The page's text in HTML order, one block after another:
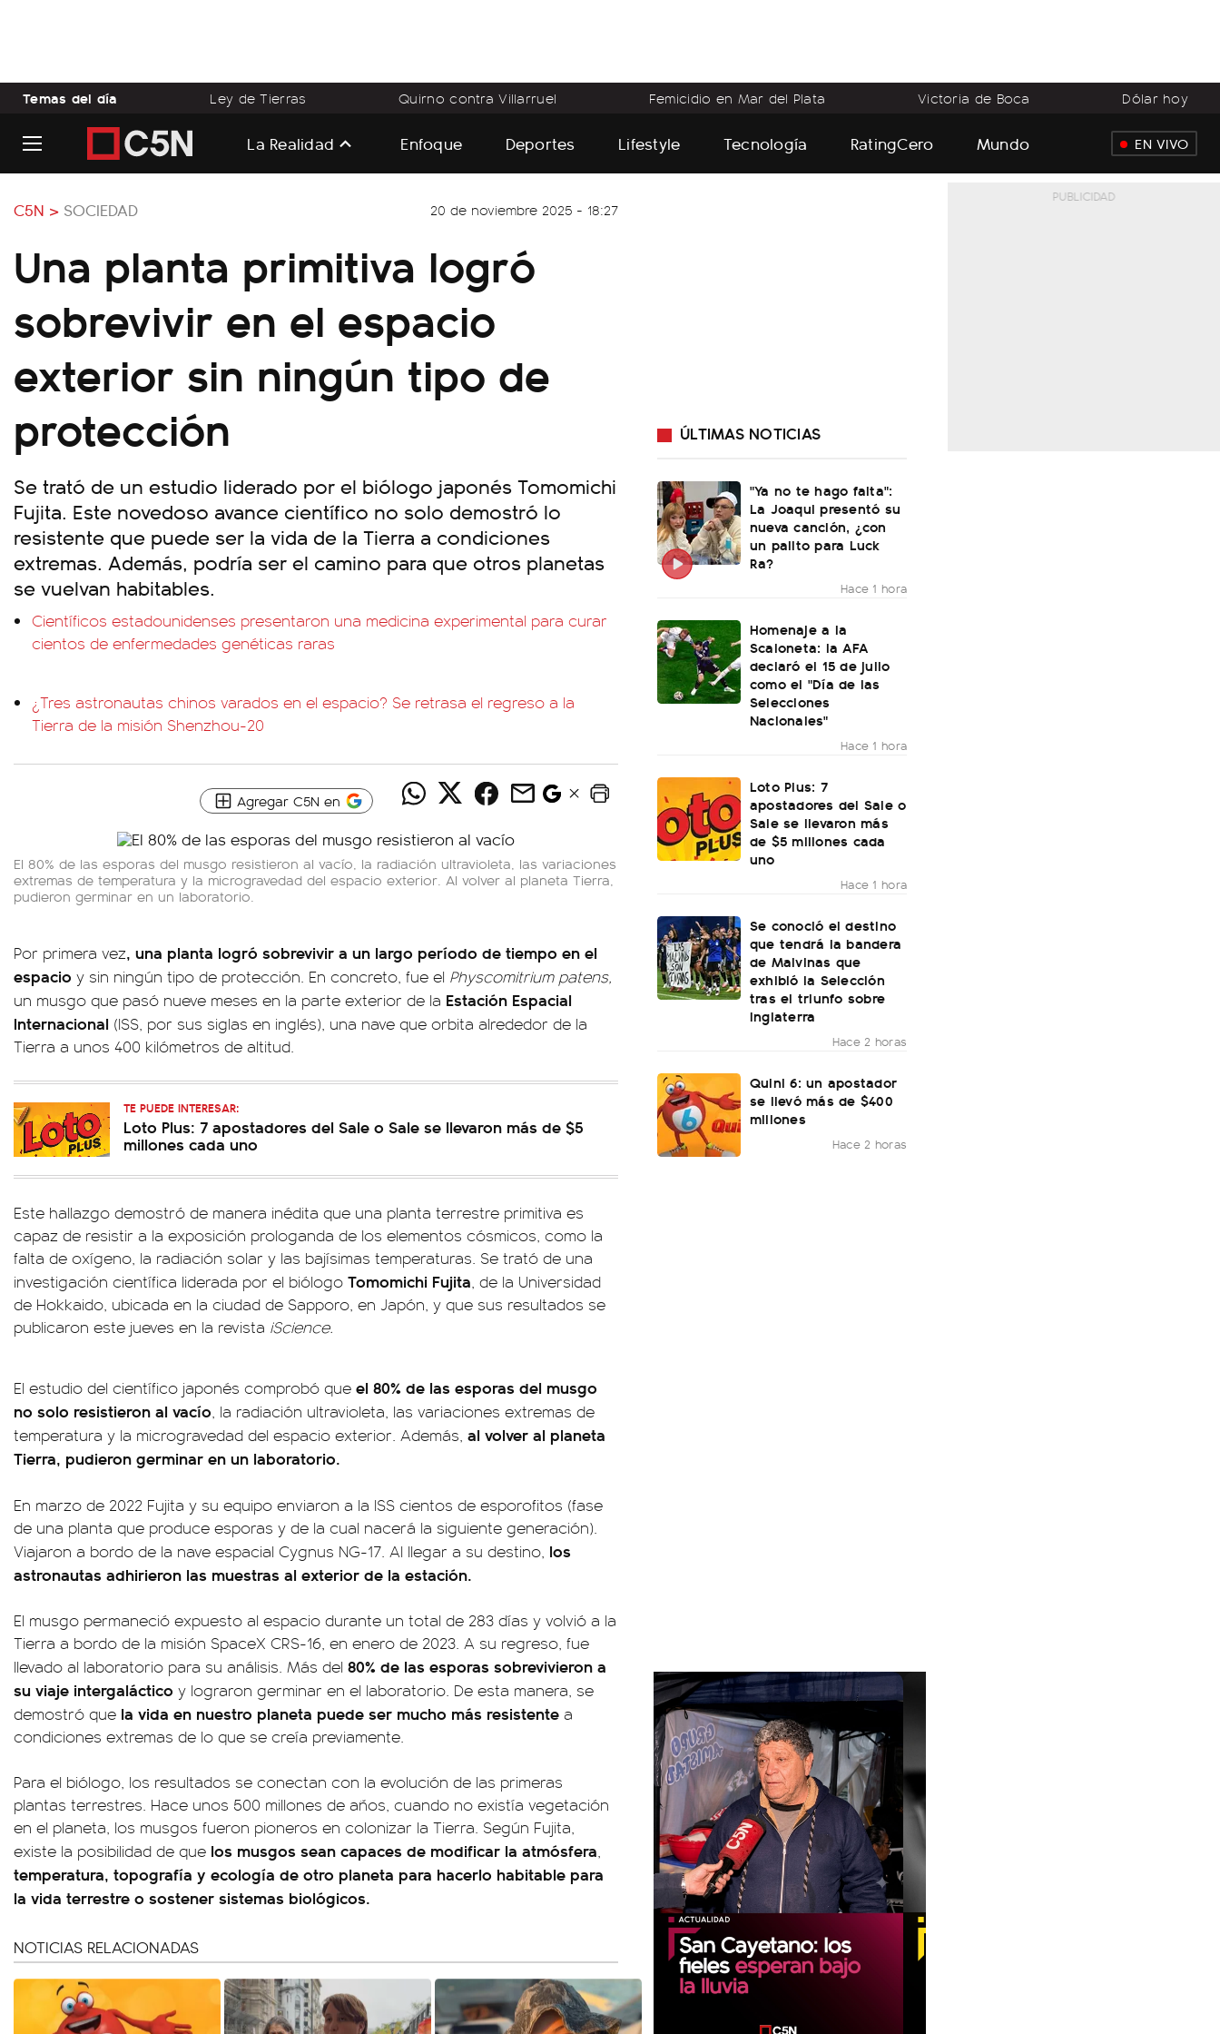
Temas del día Ley de Tierras Quirno contra Villarruel Femicidio en Mar del Plata Victoria de Boca Dólar hoy
La Realidad Enfoque Deportes Lifestyle Tecnología RatingCero Mundo EN VIVO
C5N > SOCIEDAD 20 de noviembre 2025 - 18:27
Una planta primitiva logró
sobrevivir en el espacio
exterior sin ningún tipo de
protección
Se trató de un estudio liderado por el biólogo japonés Tomomichi
Fujita. Este novedoso avance científico no solo demostró lo
resistente que puede ser la vida de la Tierra a condiciones
extremas. Además, podría ser el camino para que otros planetas
se vuelvan habitables.
Científicos estadounidenses presentaron una medicina experimental para curar
cientos de enfermedades genéticas raras
¿Tres astronautas chinos varados en el espacio? Se retrasa el regreso a la
Tierra de la misión Shenzhou-20
Agregar C5N en
El 80% de las esporas del musgo resistieron al vacío, la radiación ultravioleta, las variaciones
extremas de temperatura y la microgravedad del espacio exterior. Al volver al planeta Tierra,
pudieron germinar en un laboratorio.
Por primera vez, una planta logró sobrevivir a un largo período de tiempo en el
espacio y sin ningún tipo de protección. En concreto, fue el Physcomitrium patens,
un musgo que pasó nueve meses en la parte exterior de la Estación Espacial
Internacional (ISS, por sus siglas en inglés), una nave que orbita alrededor de la
Tierra a unos 400 kilómetros de altitud.
TE PUEDE INTERESAR:
Loto Plus: 7 apostadores del Sale o Sale se llevaron más de $5
millones cada uno
Este hallazgo demostró de manera inédita que una planta terrestre primitiva es
capaz de resistir a la exposición prologanda de los elementos cósmicos, como la
falta de oxígeno, la radiación solar y las bajísimas temperaturas. Se trató de una
investigación científica liderada por el biólogo Tomomichi Fujita, de la Universidad
de Hokkaido, ubicada en la ciudad de Sapporo, en Japón, y que sus resultados se
publicaron este jueves en la revista iScience.
El estudio del científico japonés comprobó que el 80% de las esporas del musgo
no solo resistieron al vacío, la radiación ultravioleta, las variaciones extremas de
temperatura y la microgravedad del espacio exterior. Además, al volver al planeta
Tierra, pudieron germinar en un laboratorio.
En marzo de 2022 Fujita y su equipo enviaron a la ISS cientos de esporofitos (fase
de una planta que produce esporas y de la cual nacerá la siguiente generación).
Viajaron a bordo de la nave espacial Cygnus NG-17. Al llegar a su destino, los
astronautas adhirieron las muestras al exterior de la estación.
El musgo permaneció expuesto al espacio durante un total de 283 días y volvió a la
Tierra a bordo de la misión SpaceX CRS-16, en enero de 2023. A su regreso, fue
llevado al laboratorio para su análisis. Más del 80% de las esporas sobrevivieron a
su viaje intergaláctico y lograron germinar en el laboratorio. De esta manera, se
demostró que la vida en nuestro planeta puede ser mucho más resistente a
condiciones extremas de lo que se creía previamente.
Para el biólogo, los resultados se conectan con la evolución de las primeras
plantas terrestres. Hace unos 500 millones de años, cuando no existía vegetación
en el planeta, los musgos fueron pioneros en colonizar la Tierra. Según Fujita,
existe la posibilidad de que los musgos sean capaces de modificar la atmósfera,
temperatura, topografía y ecología de otro planeta para hacerlo habitable para
la vida terrestre o sostener sistemas biológicos.
NOTICIAS RELACIONADAS
ÚLTIMAS NOTICIAS
"Ya no te hago falta":
La Joaqui presentó su
nueva canción, ¿con
un palito para Luck
Ra?
Hace 1 hora
Homenaje a la
Scaloneta: la AFA
declaró el 15 de julio
como el "Día de las
Selecciones
Nacionales"
Hace 1 hora
Loto Plus: 7
apostadores del Sale o
Sale se llevaron más
de $5 millones cada
uno
Hace 1 hora
Se conoció el destino
que tendrá la bandera
de Malvinas que
exhibió la Selección
tras el triunfo sobre
Inglaterra
Hace 2 horas
Quini 6: un apostador
se llevó más de $400
millones
Hace 2 horas